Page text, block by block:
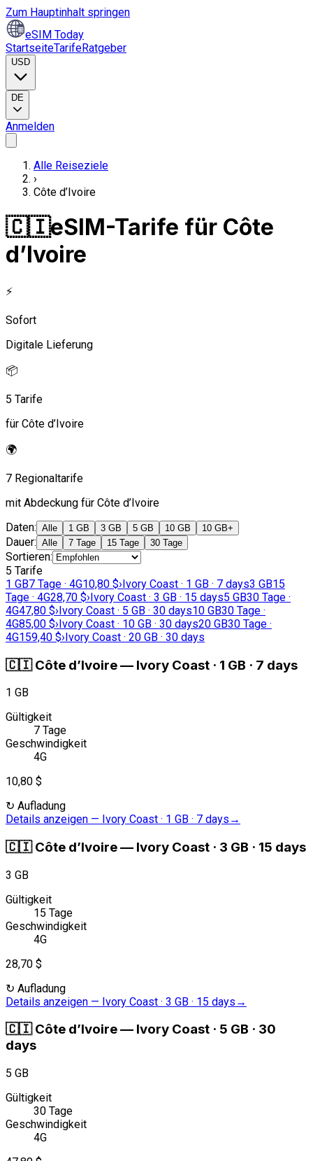
Zum Hauptinhalt springen
eSIM Today
StartseiteTarifeRatgeber
USD
DE
Anmelden
Alle Reiseziele
›
Côte d’Ivoire
🇨🇮eSIM-Tarife für Côte
d’Ivoire
⚡
Sofort
Digitale Lieferung
📦
5 Tarife
für Côte d’Ivoire
🌍
7 Regionaltarife
mit Abdeckung für Côte d’Ivoire
Daten: Alle 1 GB 3 GB 5 GB 10 GB 10 GB+
Dauer: Alle 7 Tage 15 Tage 30 Tage
Sortieren:
5 Tarife
1 GB7 Tage · 4G10,80 $›Ivory Coast · 1 GB · 7 days3 GB15
Tage · 4G28,70 $›Ivory Coast · 3 GB · 15 days5 GB30 Tage ·
4G47,80 $›Ivory Coast · 5 GB · 30 days10 GB30 Tage ·
4G85,00 $›Ivory Coast · 10 GB · 30 days20 GB30 Tage ·
4G159,40 $›Ivory Coast · 20 GB · 30 days
🇨🇮 Côte d’Ivoire— Ivory Coast · 1 GB · 7 days
1 GB
Gültigkeit
7 Tage
Geschwindigkeit
4G
10,80 $
↻ Aufladung
Details anzeigen — Ivory Coast · 1 GB · 7 days →
🇨🇮 Côte d’Ivoire— Ivory Coast · 3 GB · 15 days
3 GB
Gültigkeit
15 Tage
Geschwindigkeit
4G
28,70 $
↻ Aufladung
Details anzeigen — Ivory Coast · 3 GB · 15 days →
🇨🇮 Côte d’Ivoire— Ivory Coast · 5 GB · 30
days
5 GB
Gültigkeit
30 Tage
Geschwindigkeit
4G